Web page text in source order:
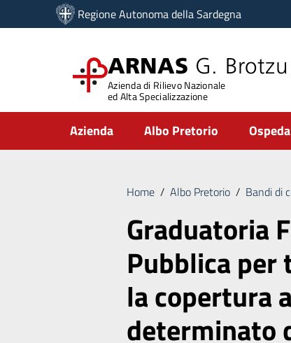
Vai ai contenuti
Vai al menu di navigazione
Regione Autonoma della Sardegna
ARNAS G. Brotzu
Azienda di Rilievo Nazionale
ed Alta Specializzazione
Submenu
Azienda Albo Pretorio
Home / Albo Pretorio / Bandi di
Graduatoria
Pubblica
la copertura
determinato